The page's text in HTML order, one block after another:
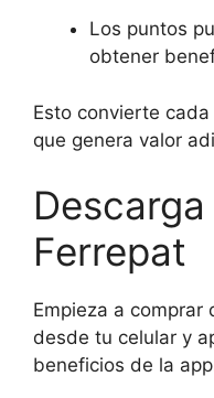
Los puntos
obtener
Esto convierte
que genera valor
Ferrepat
Empieza a comprar
desde tu celular y
beneficios de la